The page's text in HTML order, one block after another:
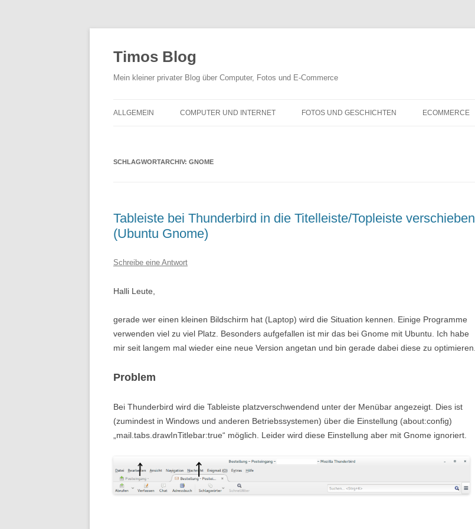
Timos Blog
Mein kleiner privater Blog über Computer, Fotos und E-Commerce
ALLGEMEIN COMPUTER UND INTERNET FOTOS UND GESCHICHTEN ECOMMERCE
SCHLAGWORTARCHIV: GNOME
Tableiste bei Thunderbird in die Titelleiste/Topleiste verschieben
(Ubuntu Gnome)
Schreibe eine Antwort
Halli Leute,
gerade wer einen kleinen Bildschirm hat (Laptop) wird die Situation kennen. Einige Programme
verwenden viel zu viel Platz. Besonders aufgefallen ist mir das bei Gnome mit Ubuntu. Ich habe
mir seit langem mal wieder eine neue Version angetan und bin gerade dabei diese zu optimieren.
Problem
Bei Thunderbird wird die Tableiste platzverschwendend unter der Menübar angezeigt. Dies ist
(zumindest in Windows und anderen Betriebssystemen) über die Einstellung (about:config)
„mail.tabs.drawInTitlebar:true“ möglich. Leider wird diese Einstellung aber mit Gnome ignoriert.